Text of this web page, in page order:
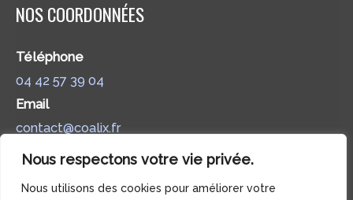
Nous respectons votre vie privée.
Nous utilisons des cookies pour améliorer votre
NOS COORDONNÉES
Téléphone
04 42 57 39 04
Email
contact@coalix.fr
Adresse postale